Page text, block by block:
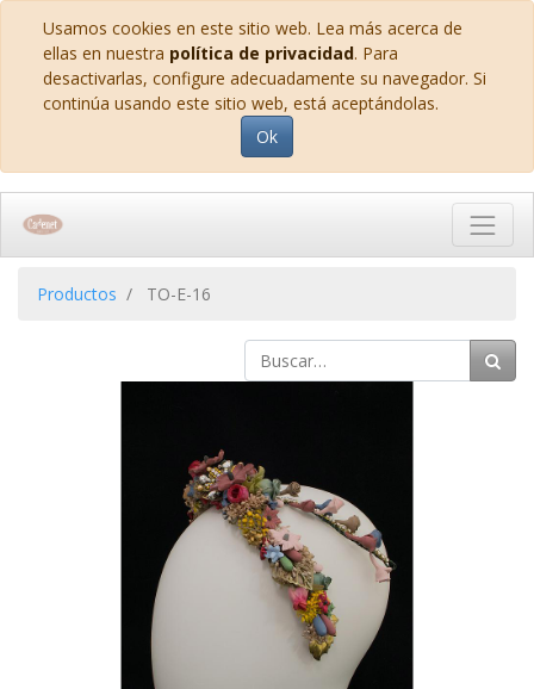
Usamos cookies en este sitio web. Lea más acerca de
ellas en nuestra política de privacidad. Para
desactivarlas, configure adecuadamente su navegador. Si
continúa usando este sitio web, está aceptándolas.
Ok
Productos TO-E-16